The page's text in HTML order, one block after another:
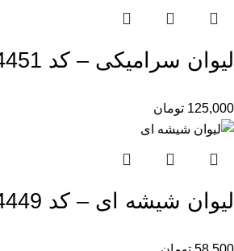
لیوان سرامیکی – کد 4451
125,000 تومان
لیوان شیشه ای – کد 4449